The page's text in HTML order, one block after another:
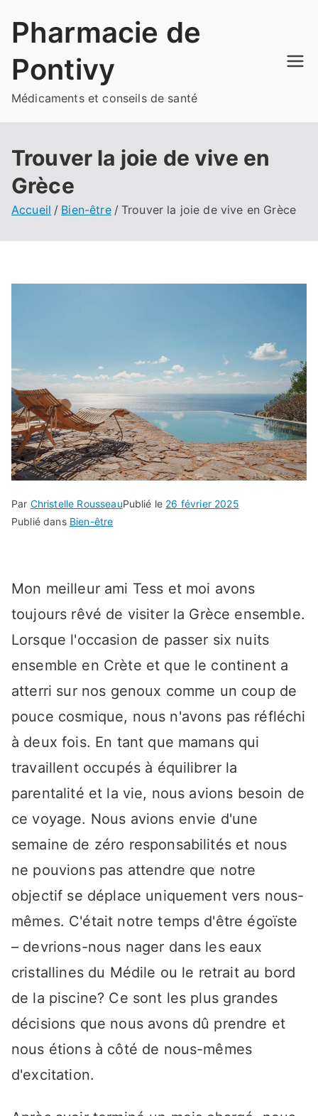
Pharmacie de
Pontivy
Médicaments et conseils de santé
Trouver la joie de vive en
Grèce
Accueil Bien-être Trouver la joie de vive en Grèce
Par Christelle RousseauPublié le 26 février 2025
Publié dans Bien-être
Mon meilleur ami Tess et moi avons
toujours rêvé de visiter la Grèce ensemble.
Lorsque l'occasion de passer six nuits
ensemble en Crète et que le continent a
atterri sur nos genoux comme un coup de
pouce cosmique, nous n'avons pas réfléchi
à deux fois. En tant que mamans qui
travaillent occupés à équilibrer la
parentalité et la vie, nous avions besoin de
ce voyage. Nous avions envie d'une
semaine de zéro responsabilités et nous
ne pouvions pas attendre que notre
objectif se déplace uniquement vers nous-
mêmes. C'était notre temps d'être égoïste
– devrions-nous nager dans les eaux
cristallines du Médile ou le retrait au bord
de la piscine? Ce sont les plus grandes
décisions que nous avons dû prendre et
nous étions à côté de nous-mêmes
d'excitation.